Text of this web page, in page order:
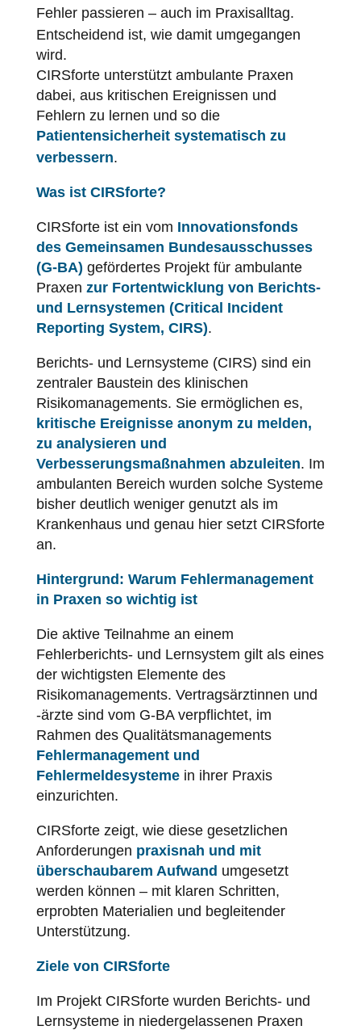
Fehlerpassieren – auch im Praxisalltag.
Entscheidend ist, wie damit umgegangen
wird.
CIRSforte unterstützt ambulante Praxen
dabei, aus kritischen Ereignissen und
Fehlern zu lernen und so die
Patientensicherheitsystematisch zu
verbessern.
Was ist CIRSforte?
CIRSforte ist ein vom Innovationsfonds
des Gemeinsamen Bundesausschusses
(G-BA) gefördertes Projekt für ambulante
Praxen zur Fortentwicklung von Berichts-
und Lernsystemen (Critical Incident
Reporting System, CIRS).
Berichts- und Lernsysteme (CIRS) sind ein
zentraler Baustein des klinischen
Risikomanagements. Sie ermöglichen es,
kritische Ereignisse anonym zu melden,
zu analysieren und
Verbesserungsmaßnahmen abzuleiten. Im
ambulanten Bereich wurden solche Systeme
bisher deutlich weniger genutzt als im
Krankenhaus und genau hier setzt CIRSforte
an.
Hintergrund: Warum Fehlermanagement
in Praxen so wichtig ist
Die aktive Teilnahme an einem
Fehlerberichts- und Lernsystem gilt als eines
der wichtigsten Elemente des
Risikomanagements. Vertragsärztinnen und
-ärzte sind vom G-BA verpflichtet, im
Rahmen des Qualitätsmanagements
Fehlermanagement und
Fehlermeldesystemein ihrer Praxis
einzurichten.
CIRSforte zeigt, wie diese gesetzlichen
Anforderungen praxisnah und mit
überschaubarem Aufwand umgesetzt
werden können – mit klaren Schritten,
erprobten Materialien und begleitender
Unterstützung.
Ziele von CIRSforte
Im Projekt CIRSforte wurden Berichts- und
Lernsysteme in niedergelassenen Praxen